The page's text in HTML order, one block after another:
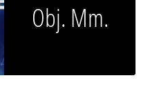
Obj. Mm.